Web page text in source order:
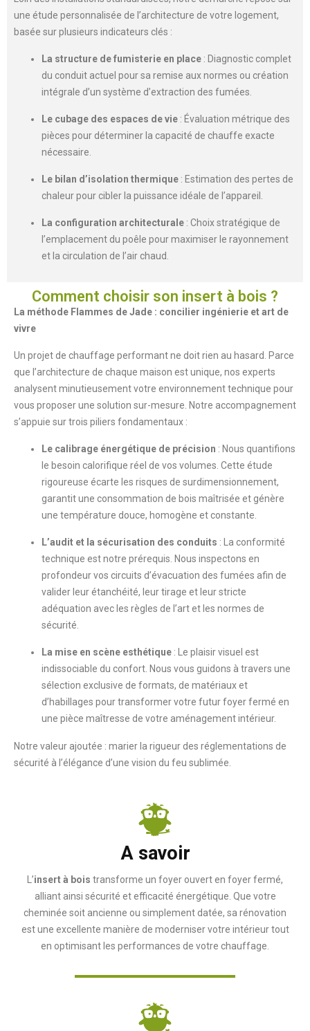
une étude personnalisée de l’architecture de votre logement,
basée sur plusieurs indicateurs clés :
La structure de fumisterie en place : Diagnostic complet
du conduit actuel pour sa remise aux normes ou création
intégrale d’un système d’extraction des fumées.
Le cubage des espaces de vie : Évaluation métrique des
pièces pour déterminer la capacité de chauffe exacte
nécessaire.
Le bilan d’isolation thermique : Estimation des pertes de
chaleur pour cibler la puissance idéale de l’appareil.
La configuration architecturale : Choix stratégique de
l’emplacement du poêle pour maximiser le rayonnement
et la circulation de l’air chaud.
Comment choisir son insert à bois ?
La méthode Flammes de Jade : concilier ingénierie et art de
vivre
Un projet de chauffage performant ne doit rien au hasard. Parce
que l’architecture de chaque maison est unique, nos experts
analysent minutieusement votre environnement technique pour
vous proposer une solution sur-mesure. Notre accompagnement
s’appuie sur trois piliers fondamentaux :
Le calibrage énergétique de précision : Nous quantifions
le besoin calorifique réel de vos volumes. Cette étude
rigoureuse écarte les risques de surdimensionnement,
garantit une consommation de bois maîtrisée et génère
une température douce, homogène et constante.
L’audit et la sécurisation des conduits : La conformité
technique est notre prérequis. Nous inspectons en
profondeur vos circuits d’évacuation des fumées afin de
valider leur étanchéité, leur tirage et leur stricte
adéquation avec les règles de l’art et les normes de
sécurité.
La mise en scène esthétique : Le plaisir visuel est
indissociable du confort. Nous vous guidons à travers une
sélection exclusive de formats, de matériaux et
d’habillages pour transformer votre futur foyer fermé en
une pièce maîtresse de votre aménagement intérieur.
Notre valeur ajoutée : marier la rigueur des réglementations de
sécurité à l’élégance d’une vision du feu sublimée.
A savoir
L’insert à bois transforme un foyer ouvert en foyer fermé,
alliant ainsi sécurité et efficacité énergétique. Que votre
cheminée soit ancienne ou simplement datée, sa rénovation
est une excellente manière de moderniser votre intérieur tout
en optimisant les performances de votre chauffage.